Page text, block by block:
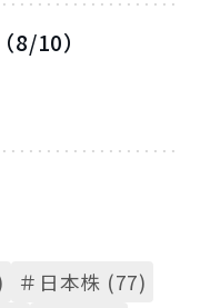
8/10）
＃日本株 (77)